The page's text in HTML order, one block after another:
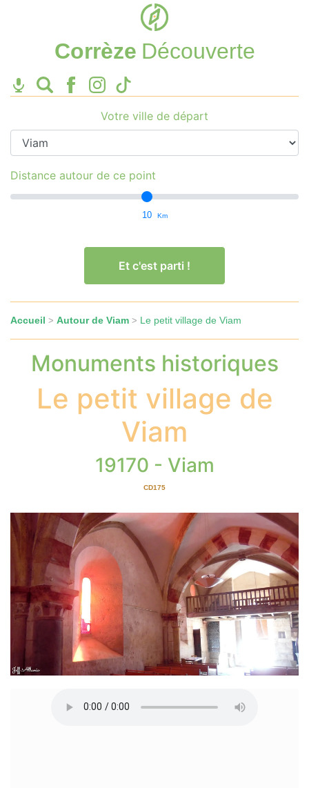
Corrèze Découverte
Votre ville de départ
Distance autour de ce point
10 Km
Et c'est parti !
Accueil > Autour de Viam > Le petit village de Viam
Monuments historiques
Le petit village de
Viam
19170 - Viam
CD175